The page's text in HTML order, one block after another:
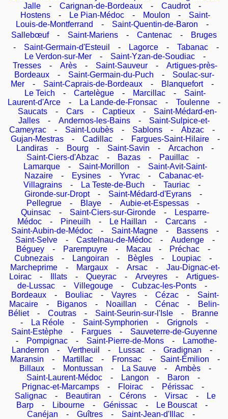
Jalle- Carignan-de-Bordeaux- Caudrot-
Hostens- Le Pian-Médoc- Moulon - Saint-
Louis-de-Montferrand - Saint-Quentin-de-Baron -
Sallebœuf- Saint-Mariens - Cantenac -
Bruges
- Saint-Germain-d'Esteuil - Lagorce - Tabanac -
Le Verdon-sur-Mer - Saint-Yzan-de-Soudiac -
Tresses - Arès - Saint-Sauveur - Artigues-près-
Bordeaux- Saint-Germain-du-Puch - Soulac-sur-
Mer- Saint-Caprais-de-Bordeaux- Blanquefort-
Le Teich - Cartelègue - Marcillac - Saint-
Laurent-d'Arce - La Lande-de-Fronsac - Toulenne -
Saucats- Cars- Captieux- Saint-Médard-en-
Jalles - Andernos-les-Bains - Saint-Sulpice-et-
Cameyrac - Saint-Loubès - Sablons - Abzac -
Gujan-Mestras- Cadillac- Fargues-Saint-Hilaire-
Landiras - Bourg - Saint-Savin - Arcachon -
Saint-Ciers-d'Abzac - Bazas - Pauillac -
Lamarque- Saint-Morillon - Saint-Avit-Saint-
Nazaire - Eysines - Yvrac - Cabanac-et-
Villagrains - La Teste-de-Buch - Tauriac -
Gironde-sur-Dropt- Saint-Médard-d'Eyrans-
Pellegrue - Blaye - Aubie-et-Espessas -
Quinsac - Saint-Ciers-sur-Gironde -
Lesparre-
Médoc - Pineuilh - Le Haillan - Carcans -
Saint-Aubin-de-Médoc - Saint-Magne - Bassens -
Saint-Selve - Castelnau-de-Médoc - Audenge -
Béguey- Parempuyre- Macau - Préchac-
Cubnezais - Langoiran - Bègles - Loupiac -
Marcheprime - Margaux - Arsac - Jau-Dignac-et-
Loirac - Illats - Queyrac - Arveyres - Artigues-
de-Lussac- Villegouge- Cubzac-les-Ponts-
Bordeaux - Bouliac - Vayres - Cézac - Saint-
Macaire- Biganos- Noaillan - Cénac-
Belin-
Béliet- Coutras- Saint-Seurin-sur-l'Isle-
Branne
-
La Réole- Saint-Symphorien - Grignols-
Saint-Estèphe- Fargues- Sauveterre-de-Guyenne
-
Pompignac- Saint-Pierre-de-Mons-
Lamothe-
Landerron - Vertheuil - Lussac - Gradignan -
Maransin - Martillac - Fronsac - Saint-Émilion -
Billaux- Montussan - La Sauve- Ambès-
Saint-Laurent-Médoc- Langon - Baron -
Prignac-et-Marcamps - Floirac - Périssac -
Salignac- Beautiran - Cérons- Virsac-
Le
Barp - Libourne - Génissac - Le Bouscat-
Canéjan - Guîtres - Saint-Jean-d'Illac -